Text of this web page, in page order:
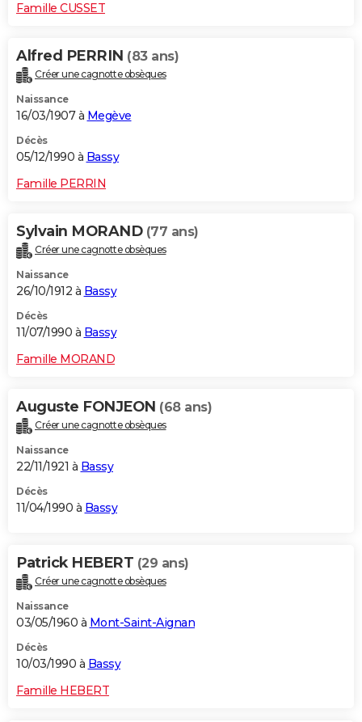
Famille CUSSET
Alfred PERRIN (83 ans)
Créer une cagnotte obsèques
Naissance
16/03/1907 à Megève
Décès
05/12/1990 à Bassy
Famille PERRIN
Sylvain MORAND (77 ans)
Créer une cagnotte obsèques
Naissance
26/10/1912 à Bassy
Décès
11/07/1990 à Bassy
Famille MORAND
Auguste FONJEON (68 ans)
Créer une cagnotte obsèques
Naissance
22/11/1921 à Bassy
Décès
11/04/1990 à Bassy
Patrick HEBERT (29 ans)
Créer une cagnotte obsèques
Naissance
03/05/1960 à Mont-Saint-Aignan
Décès
10/03/1990 à Bassy
Famille HEBERT